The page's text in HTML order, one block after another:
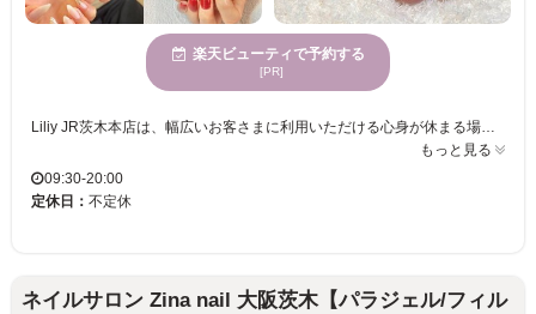
楽天ビューティで予約する
[PR]
Liliy JR茨木本店は、幅広いお客さまに利用いただける心身が休まる場所です。当店では、豊富なデザイン提案を行い、お客様一人一人の個性を引き出すことを目指しています。静かで穏やかな時間を過ごすことができる環境で、年齢を問わず様々な方に喜んでいただけるサービスを提供しています。プライベートサロンならではの個室完備で、周りを気にせず自由に過ごせる空間を提供。特に、デザインの幅広さには自信を持っており、トレンドを押さえつつ個性を大切にしたスタイルを実現いたします。日常の喧騒を忘れ、リフレッシュしながら理想のネイルを叶える場として、皆様のご来店を心よりお待ちしております。
もっと見る
09:30-20:00
定休日： 不定休
ネイルサロン Zina nail 大阪茨木【パラジェル/フィル